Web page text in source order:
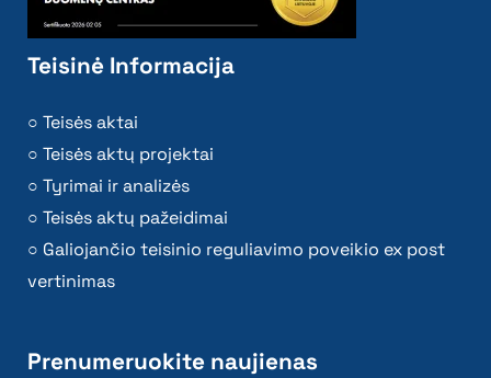
Teisinė Informacija
Teisės aktai
Teisės aktų projektai
Tyrimai ir analizės
Teisės aktų pažeidimai
Galiojančio teisinio reguliavimo poveikio ex post
vertinimas
Prenumeruokite naujienas